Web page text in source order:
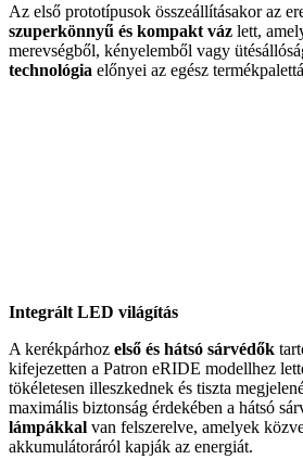
Az első prototípusok összeállításakor az
szuperkönnyű és kompakt váz lett,
merevségből, kényelemből vagy
technológia előnyei az egész
Integrált LED világítás
A kerékpárhoz első és hátsó sárvédők
kifejezetten a Patron eRIDE modellhez
tökéletesen illeszkednek és tiszta
maximális biztonság érdekében a hátsó
lámpákkal van felszerelve, amelyek
akkumulátoráról kapják az energiát.